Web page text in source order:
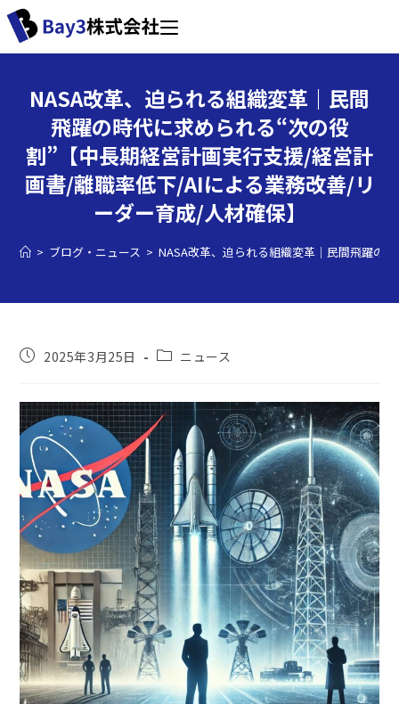
NASA改革、迫られる組織変革｜民間
飛躍の時代に求められる“次の役
割”【中長期経営計画実行支援/経営計
画書/離職率低下/AIによる業務改善/リ
ーダー育成/人材確保】
> ブログ・ニュース > NASA改革、迫られる組織変革｜民間飛躍の
2025年3月25日 ニュース